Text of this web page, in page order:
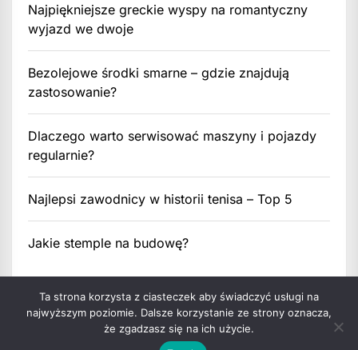
Najpiękniejsze greckie wyspy na romantyczny
wyjazd we dwoje
Bezolejowe środki smarne – gdzie znajdują
zastosowanie?
Dlaczego warto serwisować maszyny i pojazdy
regularnie?
Najlepsi zawodnicy w historii tenisa – Top 5
Jakie stemple na budowę?
Ta strona korzysta z ciasteczek aby świadczyć usługi na
najwyższym poziomie. Dalsze korzystanie ze strony oznacza,
że zgadzasz się na ich użycie.